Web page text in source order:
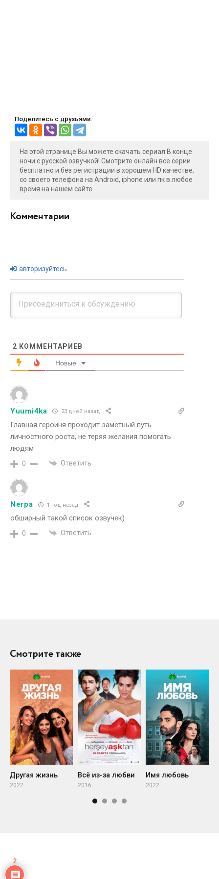
Поделитесь с друзьями:
На этой странице Вы можете скачать сериал В конце
ночи с русской озвучкой! Смотрите онлайн все серии
бесплатно и без регистрации в хорошем HD качестве,
со своего телефона на Android, iphone или пк в любое
время на нашем сайте.
Комментарии
авторизуйтесь
2 КОММЕНТАРИЕВ
Новые
Yuumi4ka 23 дней назад
Главная героиня проходит заметный путь
личностного роста, не теряя желания помогать
людям
0 Ответить
Nerpa 1 год назад
обширный такой список озвучек)
0 Ответить
Смотрите также
Другая жизнь
2022
Всё из-за любви
2016
Имя любовь
2022
2